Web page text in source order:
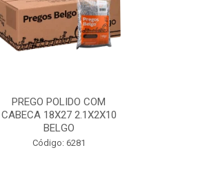
PREGO POLIDO COM
CABECA 18X27 2.1X2X10
BELGO
Código: 6281